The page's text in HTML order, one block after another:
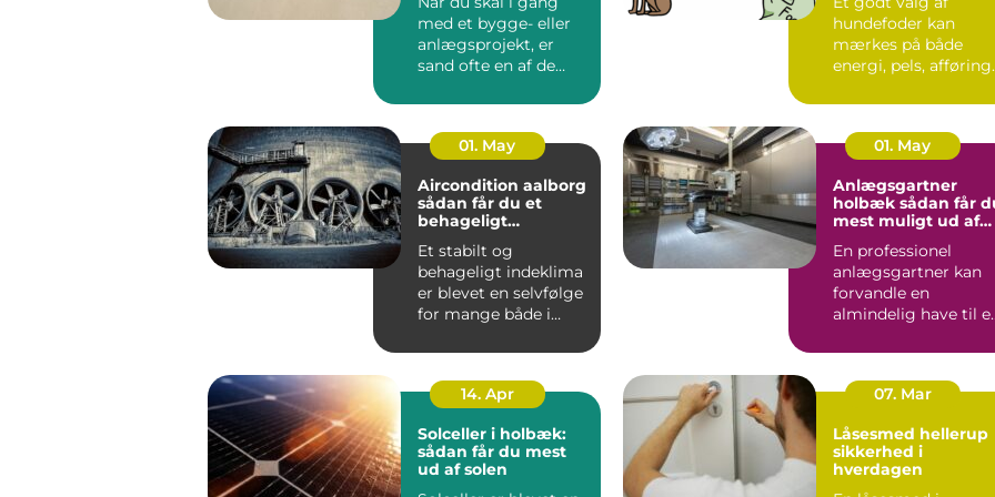
med et bygge- eller
anlægsprojekt, er
sand ofte en af de
Uan...
hundefoder kan
mærkes på både
energi, pels, afføring
hundeejere ople...
01. May
Aircondition aalborg
sådan får du et
behageligt
Et stabilt og
behageligt indeklima
er blevet en selvfølge
for mange både i
kontorer, ...
01. May
Anlægsgartner
holbæk sådan får du
mest muligt ud af
En professionel
anlægsgartner kan
forvandle en
almindelig have til
uderum, der både...
14. Apr
Solceller i holbæk:
sådan får du mest
ud af solen
07. Mar
Låsesmed hellerup
sikkerhed i
hverdagen